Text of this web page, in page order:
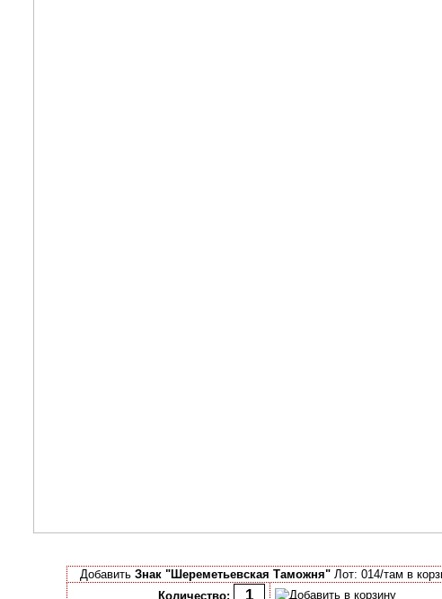
Добавить Знак "Шереметьевская Таможня" Лот: 014/там в
Количество: